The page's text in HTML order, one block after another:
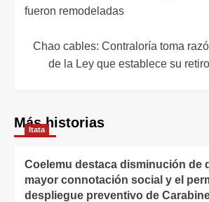
fueron remodeladas
Chao cables: Contraloría toma
de la Ley que establece su
Más historias
Itata
Coelemu destaca disminución de
mayor connotación social y el
despliegue preventivo de